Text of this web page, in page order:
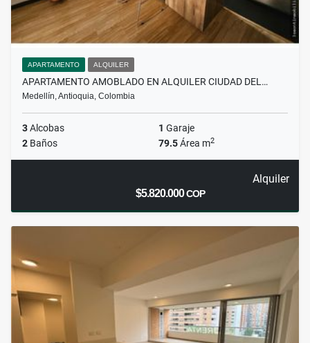
APARTAMENTO ALQUILER
APARTAMENTO AMOBLADO EN ALQUILER CIUDAD DEL…
Medellín, Antioquia, Colombia
3Alcobas 1 Garaje
2 Baños 79.5Área m2
Alquiler
$5.820.000COP